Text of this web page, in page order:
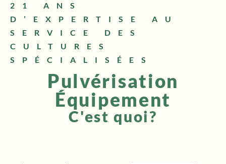
21 ANS
D’EXPERTISE AU
SERVICE DES
CULTURES
SPÉCIALISÉES
Pulvérisation
Équipement
C'est quoi?